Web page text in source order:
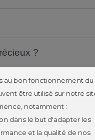
?
au bon fonctionnement du
être utilisé sur notre
notamment :
dans le but d'adapter les
et la qualité de nos